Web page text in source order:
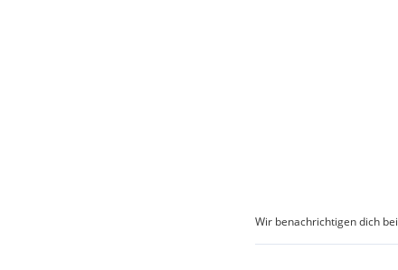
Wir benachrichtigen dich bei